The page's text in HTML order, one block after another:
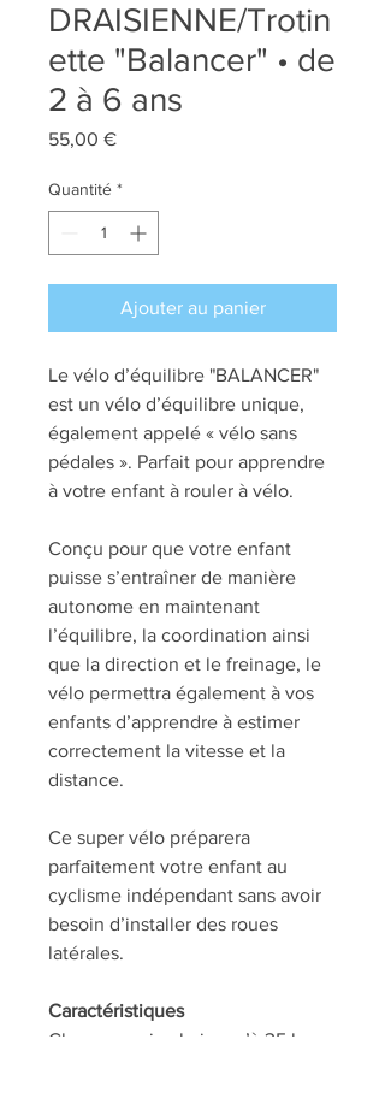
DRAISIENNE/Trotin
ette "Balancer" • de
2 à 6 ans
55,00 €Prix
Quantité *
Ajouter au panier
Le vélo d’équilibre "BALANCER"
est un vélo d’équilibre unique,
également appelé « vélo sans
pédales ». Parfait pour apprendre
à votre enfant à rouler à vélo.
Conçu pour que votre enfant
puisse s’entraîner de manière
autonome en maintenant
l’équilibre, la coordination ainsi
que la direction et le freinage, le
vélo permettra également à vos
enfants d’apprendre à estimer
correctement la vitesse et la
distance.
Ce super vélo préparera
parfaitement votre enfant au
cyclisme indépendant sans avoir
besoin d’installer des roues
latérales.
Caractéristiques
Charge maximale jusqu’à 35 kg